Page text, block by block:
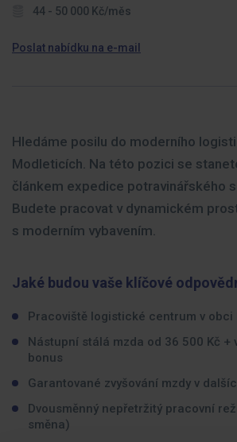
44 - 50 000 Kč/měs
Poslat nabídku na e-mail
Hledáme posilu do moderního
Modleticích. Na této pozici se
článkem expedice potravinářského
Budete pracovat v dynamickém
s moderním vybavením.
Jaké budou vaše klíčové
Pracoviště logistické centrum v obci
Nástupní stálá mzda od 36 500 Kč +
bonus
Garantované zvyšování mzdy v
Dvousměnný nepřetržitý pracovní
směna)